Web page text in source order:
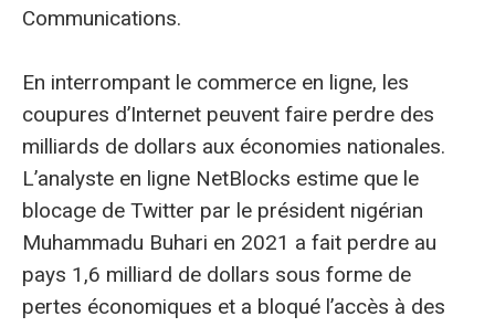
Communications.
En interrompant le commerce en ligne, les
coupures d’Internet peuvent faire perdre des
milliards de dollars aux économies nationales.
L’analyste en ligne NetBlocks estime que le
blocage de Twitter par le président nigérian
Muhammadu Buhari en 2021 a fait perdre au
pays 1,6 milliard de dollars sous forme de
pertes économiques et a bloqué l’accès à des